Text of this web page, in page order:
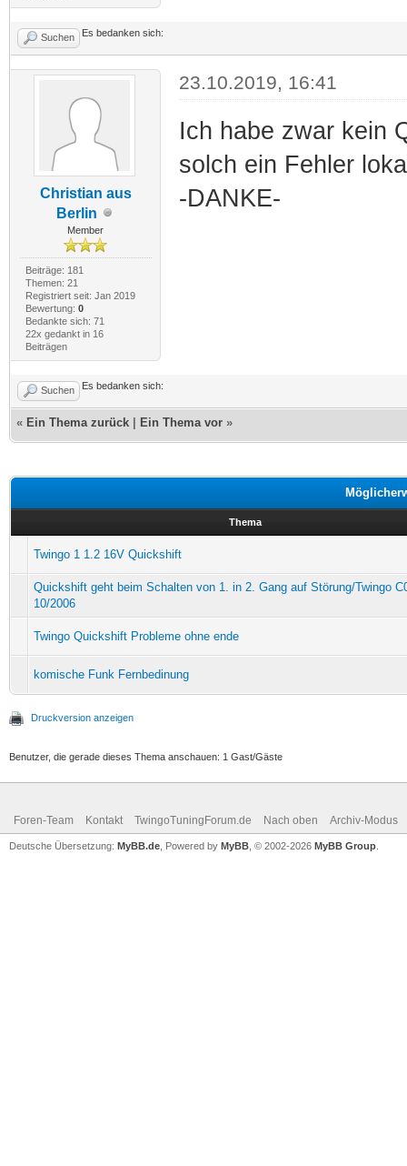
Suchen Es bedanken sich:
Christian aus
Berlin
Member
Beiträge: 181
Themen: 21
Registriert seit: Jan 2019
Bewertung: 0
Bedankte sich: 71
22x gedankt in 16
Beiträgen
23.10.2019, 16:41
Ich habe zwar kein
solch ein Fehler
-DANKE-
Suchen Es bedanken sich:
« Ein Thema zurück Ein Thema vor »
Thema
Twingo 1 1.2 16V Quickshift
Quickshift geht beim Schalten von 1. in 2. Gang auf Störung/Twingo
10/2006
Twingo Quickshift Probleme ohne ende
komische Funk Fernbedinung
Druckversion anzeigen
Benutzer, die gerade dieses Thema anschauen: 1 Gast/Gäste
Foren-Team Kontakt TwingoTuningForum.de Nach oben Archiv-Modus
Deutsche Übersetzung: MyBB.de , Powered by MyBB , © 2002-2026 MyBB Group